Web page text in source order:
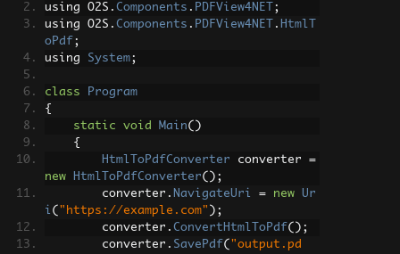
using O2S . Components . PDFView4NET
;
using O2S . Components . PDFView4NET . HtmlT
oPdf ;
using System;
class
Program
{
static
void Main()
{
HtmlToPdfConverter converter =
new
HtmlToPdfConverter();
        converter
. NavigateUri = new
Ur
i ( "https://example.com" );
        converter
. ConvertHtmlToPdf();
        converter
. SavePdf( "output.pd